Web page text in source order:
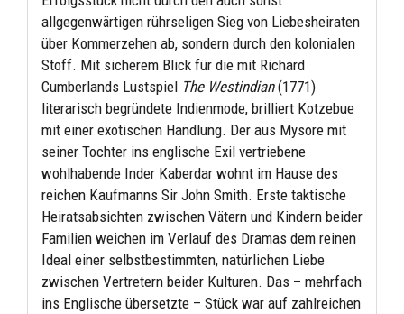
allgegenwärtigen rührseligen Sieg von Liebesheiraten
über Kommerzehen ab, sondern durch den kolonialen
Stoff. Mit sicherem Blick für die mit Richard
Cumberlands Lustspiel The Westindian(1771)
literarisch begründete Indienmode, brilliert Kotzebue
mit einer exotischen Handlung. Der aus Mysore mit
seiner Tochter ins englische Exil vertriebene
wohlhabende Inder Kaberdar wohnt im Hause des
reichen Kaufmanns Sir John Smith. Erste taktische
Heiratsabsichten zwischen Vätern und Kindern beider
Familien weichen im Verlauf des Dramas dem reinen
Ideal einer selbstbestimmten, natürlichen Liebe
zwischen Vertretern beider Kulturen. Das – mehrfach
ins Englische übersetzte – Stück war auf zahlreichen